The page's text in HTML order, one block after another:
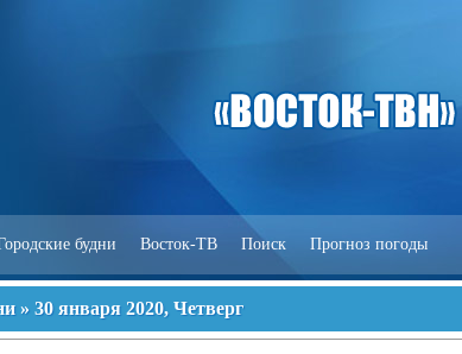
будни Восток-ТВ Поиск Прогноз погоды
» 30 января 2020, Четверг